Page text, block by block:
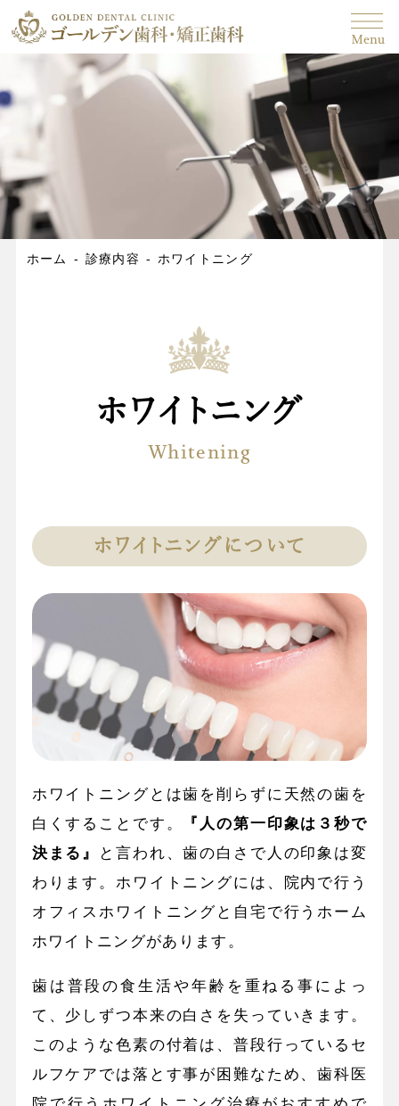
Menu
ホーム 診療内容 ホワイトニング
ホワイトニング
Whitening
ホワイトニングについて
ホワイトニングとは歯を削らずに天然の歯を
白くすることです。
『人の第一印象は３秒で
決まる』
と言われ、歯の白さで人の印象は変
わります。ホワイトニングには、院内で行う
オフィスホワイトニングと自宅で行うホーム
ホワイトニングがあります。
歯は普段の食生活や年齢を重ねる事によっ
て、少しずつ本来の白さを失っていきます。
このような色素の付着は、普段行っているセ
ルフケアでは落とす事が困難なため、歯科医